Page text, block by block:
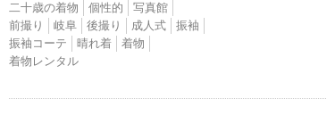
二十歳の着物
個性的
写真館
前撮り
岐阜 後撮り 成人式
振袖
振袖コーテ
晴れ着
着物
着物レンタル